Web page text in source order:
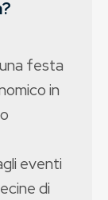
festa
in
eventi
di